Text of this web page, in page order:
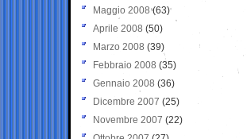
Maggio 2008(63)
Aprile 2008 (50)
Marzo 2008 (39)
Febbraio 2008 (35)
Gennaio 2008 (36)
Dicembre 2007 (25)
Novembre 2007 (22)